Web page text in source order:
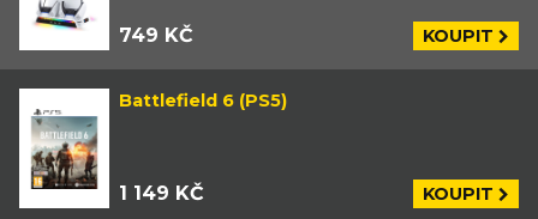
749 KČ KOUPIT
Battlefield 6 (PS5)
1 149 KČ KOUPIT